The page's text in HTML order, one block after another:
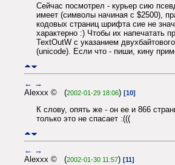
Сейчас посмотрел - курьер сию
имеет (символы начиная с $2500),
кодовых страниц шрифта сие не
характерно :) Чтобы их напечатать
TextOutW с указанием
(unicode). Если что - пиши, кину
← →
Alexxx © (2002-01-29 18:06) [10]
К слову, опять же - он ее и 866
только это не спасает :(((
← →
Alexxx © (2002-01-30 11:57) [11]